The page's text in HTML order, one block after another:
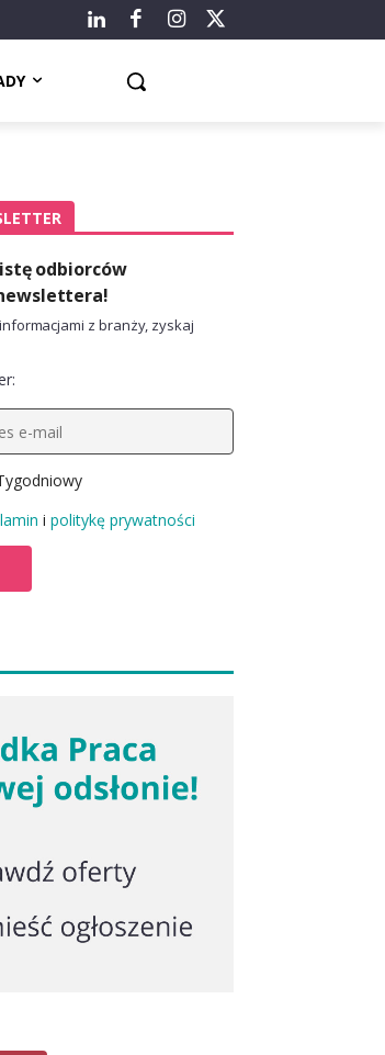
odbiorców
z branży, zyskaj
i politykę prywatności